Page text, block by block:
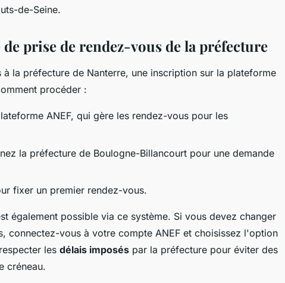
de-Seine.
de prise de rendez-vous de la préfecture
la préfecture de Nanterre, une inscription sur la plateforme
procéder :
ANEF, qui gère les rendez-vous pour les
la préfecture de Boulogne-Billancourt pour une demande
fixer un premier rendez-vous.
également possible via ce système. Si vous devez changer
connectez-vous à votre compte ANEF et choisissez l'option
les délais imposés par la préfecture pour éviter des
créneau.